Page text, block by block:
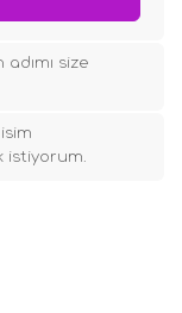
size
istiyorum.